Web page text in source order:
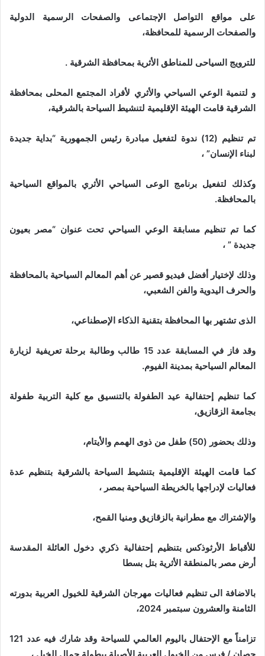
على مواقع التواصل الإجتماعى والصفحات الرسمية الدولية
والصفحات الرسمية للمحافظة،
للترويج السياحى للمناطق الأثرية بمحافظة الشرقية .
و لتنمية الوعي السياحي والأثري لأفراد المجتمع المحلى بمحافظة
الشرقية قامت الهيئة الإقليمية لتنشيط السياحة بالشرقية،
تم تنظيم (12) ندوة لتفعيل مبادرة رئيس الجمهورية “بداية جديدة
لبناء الإنسان” ،
وكذلك لتفعيل برنامج الوعى السياحي الأثري بالمواقع السياحية
بالمحافظة.
كما تم تنظيم مسابقة الوعي السياحي تحت عنوان “مصر بعيون
جديدة ” ،
وذلك لإختيار أفضل فيديو قصير عن أهم المعالم السياحية بالمحافظة
والحرف اليدوية والفن الشعبي،
الذى تشتهر بها المحافظة بتقنية الذكاء الإصطناعي،
وقد فاز في المسابقة عدد 15 طالب وطالبة برحلة تعريفية لزيارة
المعالم السياحية بمدينة الفيوم.
كما تنظيم إحتفالية عيد الطفولة بالتنسيق مع كلية التربية طفولة
بجامعة الزقازيق،
وذلك بحضور (50) طفل من ذوى الهمم والأيتام،
كما قامت الهيئة الإقليمية بتنشيط السياحة بالشرقية بتنظيم عدة
فعاليات لإدراجها بالخريطة السياحية بمصر ،
والإشتراك مع مطرانية بالزقازيق ومنيا القمح،
للأقباط الأرثوذكس بتنظيم إحتفالية ذكري دخول العائلة المقدسة
أرض مصر بالمنطقة الأثرية بتل بسطا
بالاضافة الى تنظيم فعاليات مهرجان الشرقية للخيول العربية بدورته
الثامنة والعشرون سبتمبر 2024،
تزامناً مع الإحتفال باليوم العالمي للسياحة وقد شارك فيه عدد 121
حصان / فرس من الخيول العربية الأصيلة ببطولة جمال الخيل ،